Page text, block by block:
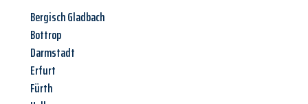
Bergisch Gladbach
Bottrop
Darmstadt
Erfurt
Fürth